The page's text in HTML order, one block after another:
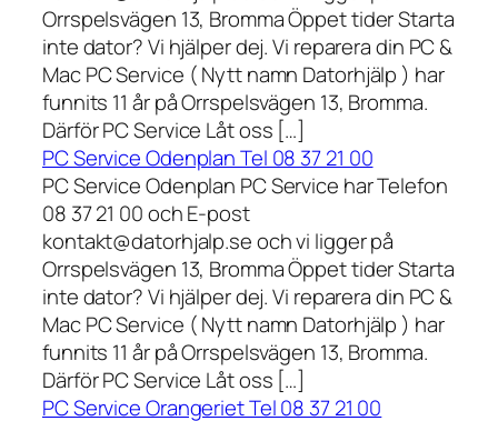
Orrspelsvägen 13, Bromma Öppet tider Starta
inte dator? Vi hjälper dej. Vi reparera din PC &
Mac PC Service ( Nytt namn Datorhjälp ) har
funnits 11 år på Orrspelsvägen 13, Bromma.
Därför PC Service Låt oss […]
PC Service Odenplan Tel 08 37 21 00
PC Service Odenplan PC Service har Telefon
08 37 21 00 och E-post
kontakt@datorhjalp.se och vi ligger på
Orrspelsvägen 13, Bromma Öppet tider Starta
inte dator? Vi hjälper dej. Vi reparera din PC &
Mac PC Service ( Nytt namn Datorhjälp ) har
funnits 11 år på Orrspelsvägen 13, Bromma.
Därför PC Service Låt oss […]
PC Service Orangeriet Tel 08 37 21 00